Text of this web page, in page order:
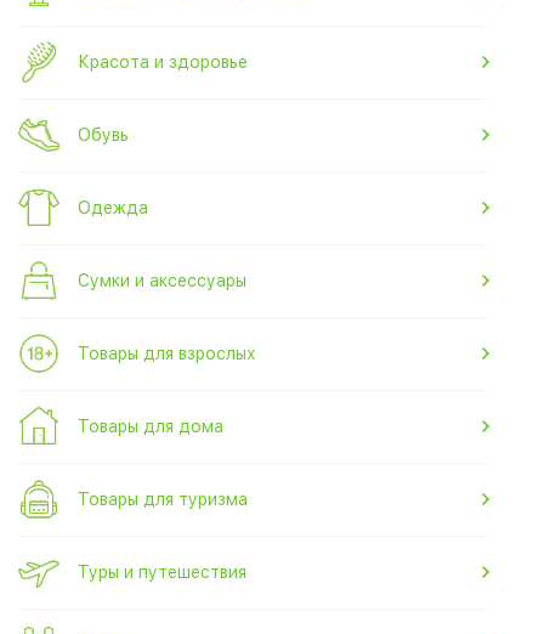
Красота и здоровье
Обувь
Одежда
Сумки и аксессуары
Товары для взрослых
Товары для дома
Товары для туризма
Туры и путешествия